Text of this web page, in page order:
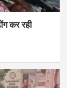
कर रही